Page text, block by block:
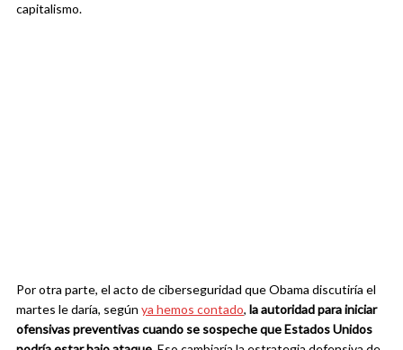
capitalismo.
Por otra parte, el acto de ciberseguridad que Obama discutiría el
martes le daría, según ya hemos contado, la autoridad para iniciar
ofensivas preventivas cuando se sospeche que Estados Unidos